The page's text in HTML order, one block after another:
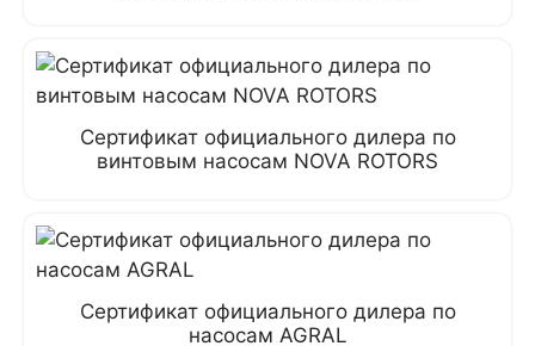
Сертификат официального дилера по
винтовым насосам NOVA ROTORS
Сертификат официального дилера по
насосам AGRAL